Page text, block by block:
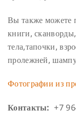
Вы также можете
книги,
тела,тапочки,
пролежней,
Фотографии из
Контакты: +7